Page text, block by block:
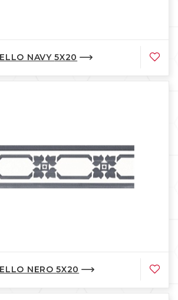
COTTAGE LISTELLO NAVY 5X20
COTTAGE LISTELLO NERO 5X20